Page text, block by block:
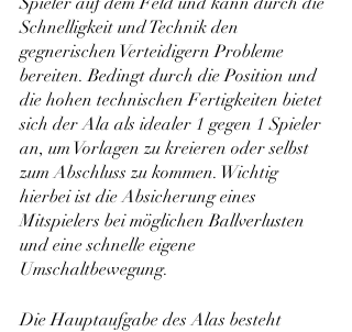
Schnelligkeit und Technik den
gegnerischen Verteidigern Probleme
bereiten. Bedingt durch die Position und
die hohen technischen Fertigkeiten bietet
sich der Ala als idealer 1 gegen 1 Spieler
an, um Vorlagen zu kreieren oder selbst
zum Abschluss zu kommen. Wichtig
hierbei ist die Absicherung eines
Mitspielers bei möglichen Ballverlusten
und eine schnelle eigene
Umschaltbewegung.
Die Hauptaufgabe des Alas besteht